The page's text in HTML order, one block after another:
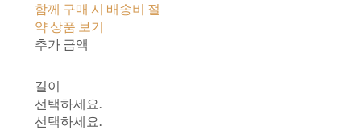
함께 구매 시 배송비 절
약 상품 보기
추가 금액
길이
선택하세요.
선택하세요.